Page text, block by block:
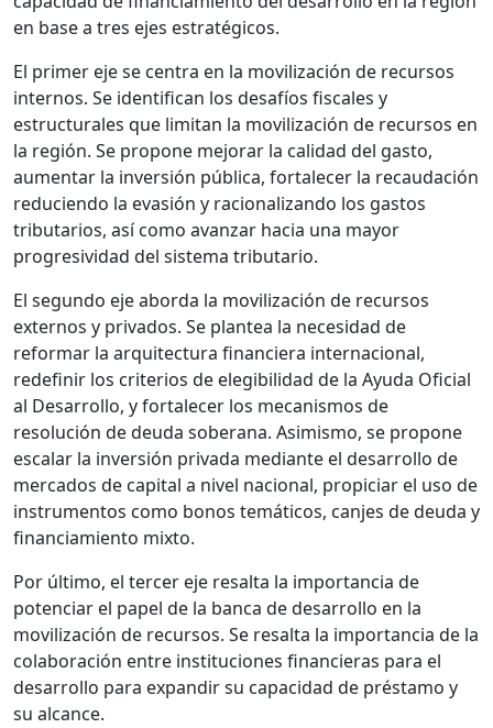
en base a tres ejes estratégicos.
El primer eje se centra en la movilización de recursos
internos. Se identifican los desafíos fiscales y
estructurales que limitan la movilización de recursos en
la región. Se propone mejorar la calidad del gasto,
aumentar la inversión pública, fortalecer la recaudación
reduciendo la evasión y racionalizando los gastos
tributarios, así como avanzar hacia una mayor
progresividad del sistema tributario.
El segundo eje aborda la movilización de recursos
externos y privados. Se plantea la necesidad de
reformar la arquitectura financiera internacional,
redefinir los criterios de elegibilidad de la Ayuda Oficial
al Desarrollo, y fortalecer los mecanismos de
resolución de deuda soberana. Asimismo, se propone
escalar la inversión privada mediante el desarrollo de
mercados de capital a nivel nacional, propiciar el uso de
instrumentos como bonos temáticos, canjes de deuda y
financiamiento mixto.
Por último, el tercer eje resalta la importancia de
potenciar el papel de la banca de desarrollo en la
movilización de recursos. Se resalta la importancia de la
colaboración entre instituciones financieras para el
desarrollo para expandir su capacidad de préstamo y
su alcance.